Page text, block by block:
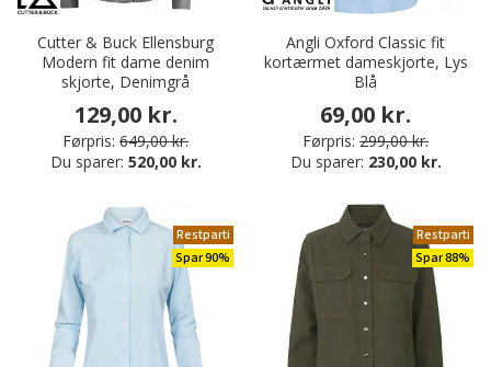
Cutter & Buck Ellensburg
Modern fit dame denim
skjorte, Denimgrå
129,00 kr.
Førpris: 649,00 kr.
Du sparer: 520,00 kr.
Angli Oxford Classic fit
kortærmet dameskjorte, Lys
Blå
69,00 kr.
Førpris: 299,00 kr.
Du sparer: 230,00 kr.
Restparti
Spar 90%
Restparti
Spar 88%